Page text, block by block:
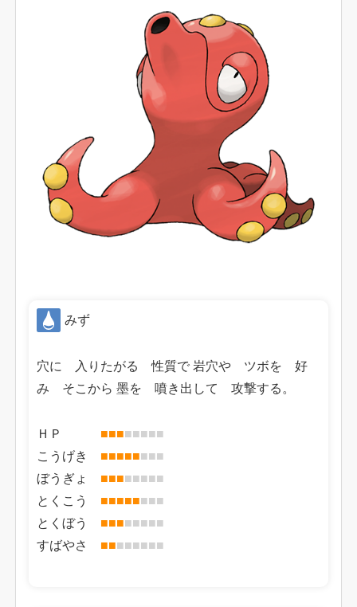
みず
穴に 入りたがる 性質で 岩穴や ツボを 好
み そこから 墨を 噴き出して 攻撃する。
ＨＰ ■■■■■■■■
こうげき ■■■■■■■■
ぼうぎょ ■■■■■■■■
とくこう ■■■■■■■■
とくぼう ■■■■■■■■
すばやさ ■■■■■■■■